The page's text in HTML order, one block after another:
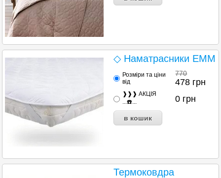
◇ Наматрасники ЕММ
Розміри та ціни
від
770
478 грн
❱❱❱ АКЦІЯ
...☎️...
0 грн
Термоковдра